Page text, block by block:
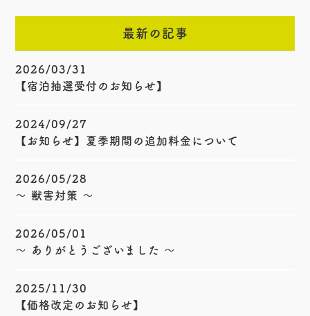
最新の記事
2026/03/31
【宿泊抽選受付のお知らせ】
2024/09/27
【お知らせ】夏季期間の追加料金について
2026/05/28
〜 獣害対策 〜
2026/05/01
〜 ありがとうございました 〜
2025/11/30
【価格改定のお知らせ】